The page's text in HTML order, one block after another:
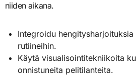
niiden aikana.
Integroidu
rutiineihin.
Käytä visualisointitekniikoita
onnistuneita pelitilanteita.